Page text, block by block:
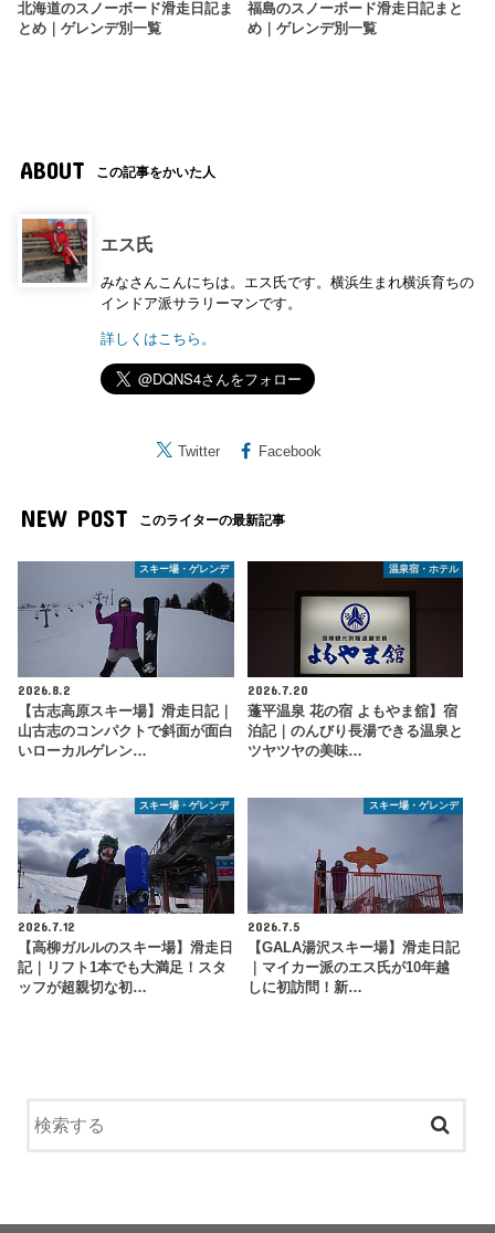
北海道のスノーボード滑走日記ま
とめ｜ゲレンデ別一覧
福島のスノーボード滑走日記まと
め｜ゲレンデ別一覧
ABOUT この記事をかいた人
エス氏
みなさんこんにちは。エス氏です。横浜生まれ横浜育ちの
インドア派サラリーマンです。
詳しくはこちら。
Twitter Facebook
NEW POST このライターの最新記事
スキー場・ゲレンデ
2026.8.2
【古志高原スキー場】滑走日記｜
山古志のコンパクトで斜面が面白
いローカルゲレン…
温泉宿・ホテル
2026.7.20
蓬平温泉 花の宿 よもやま舘】宿
泊記｜のんびり長湯できる温泉と
ツヤツヤの美味…
スキー場・ゲレンデ
2026.7.12
【高柳ガルルのスキー場】滑走日
記｜リフト1本でも大満足！スタ
ッフが超親切な初…
スキー場・ゲレンデ
2026.7.5
【GALA湯沢スキー場】滑走日記
｜マイカー派のエス氏が10年越
しに初訪問！新…